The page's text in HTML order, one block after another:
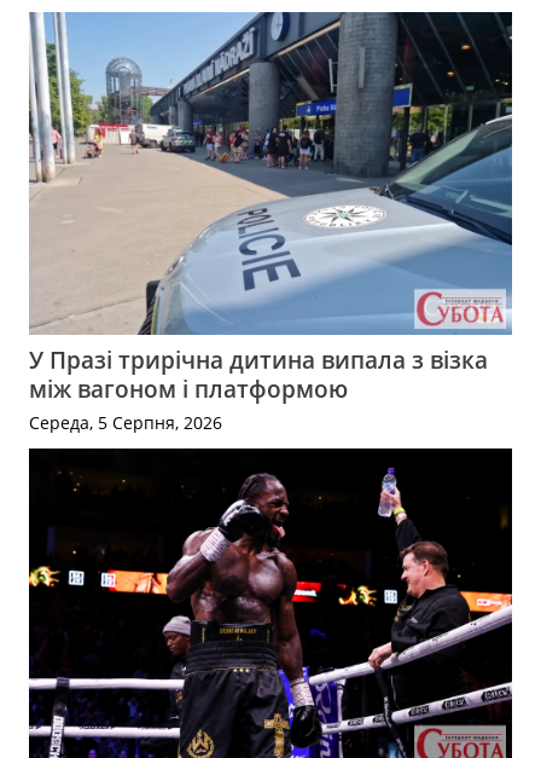
У Празі трирічна дитина випала з візка
між вагоном і платформою
Середа, 5 Серпня, 2026